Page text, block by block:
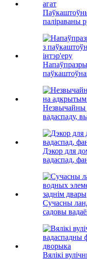
паліраваны
Незвычайны
вадаспаду,
Дэкор для
вадаспад,
Сучасны
садовы
Вялікі